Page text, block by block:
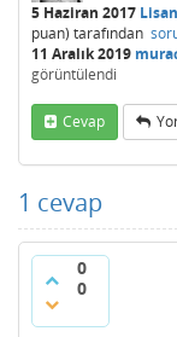
5 Haziran 2017
puan) tarafından
11 Aralık 2019
görüntülendi
Cevap
1 cevap
0
0